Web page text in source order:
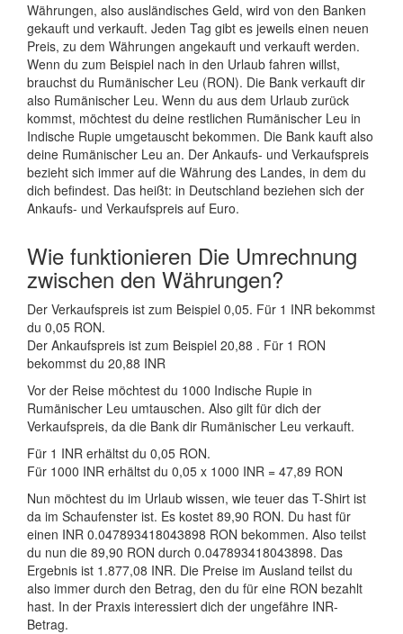
Währungen, also ausländisches Geld, wird von den Banken
gekauft und verkauft. Jeden Tag gibt es jeweils einen neuen
Preis, zu dem Währungen angekauft und verkauft werden.
Wenn du zum Beispiel nach in den Urlaub fahren willst,
brauchst du Rumänischer Leu (RON). Die Bank verkauft dir
also Rumänischer Leu. Wenn du aus dem Urlaub zurück
kommst, möchtest du deine restlichen Rumänischer Leu in
Indische Rupie umgetauscht bekommen. Die Bank kauft also
deine Rumänischer Leu an. Der Ankaufs- und Verkaufspreis
bezieht sich immer auf die Währung des Landes, in dem du
dich befindest. Das heißt: in Deutschland beziehen sich der
Ankaufs- und Verkaufspreis auf Euro.
Wie funktionieren Die Umrechnung
zwischen den Währungen?
Der Verkaufspreis ist zum Beispiel 0,05. Für 1 INR bekommst
du 0,05 RON.
Der Ankaufspreis ist zum Beispiel 20,88 . Für 1 RON
bekommst du 20,88 INR
Vor der Reise möchtest du 1000 Indische Rupie in
Rumänischer Leu umtauschen. Also gilt für dich der
Verkaufspreis, da die Bank dir Rumänischer Leu verkauft.
Für 1 INR erhältst du 0,05 RON.
Für 1000 INR erhältst du 0,05 x 1000 INR = 47,89 RON
Nun möchtest du im Urlaub wissen, wie teuer das T-Shirt ist
da im Schaufenster ist. Es kostet 89,90 RON. Du hast für
einen INR 0.047893418043898 RON bekommen. Also teilst
du nun die 89,90 RON durch 0.047893418043898. Das
Ergebnis ist 1.877,08 INR. Die Preise im Ausland teilst du
also immer durch den Betrag, den du für eine RON bezahlt
hast. In der Praxis interessiert dich der ungefähre INR-
Betrag.